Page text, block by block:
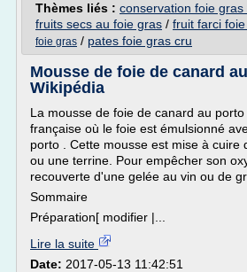
Thèmes liés : conservation foie gras
fruits secs au foie gras / fruit farci
foie gras / pates foie gras cru
Mousse de foie de canard
Wikipédia
La mousse de foie de canard au
française où le foie est émulsionné
porto . Cette mousse est mise à cuire
ou une terrine. Pour empêcher son
recouverte d'une gelée au vin ou de
Sommaire
Préparation[ modifier |...
Lire la suite
Date: 2017-05-13 11:42:51